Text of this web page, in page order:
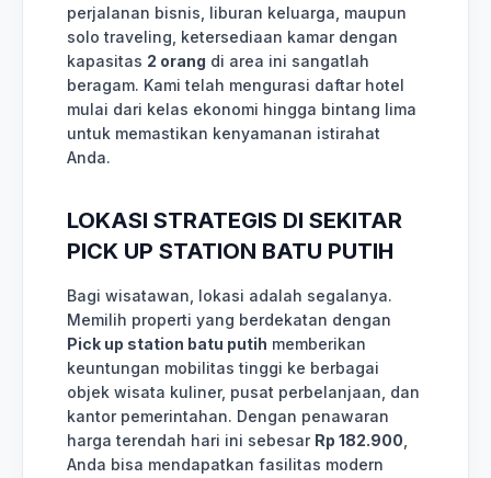
perjalanan bisnis, liburan keluarga, maupun
solo traveling, ketersediaan kamar dengan
kapasitas 2 orang di area ini sangatlah
beragam. Kami telah mengurasi daftar hotel
mulai dari kelas ekonomi hingga bintang lima
untuk memastikan kenyamanan istirahat
Anda.
LOKASI STRATEGIS DI SEKITAR
PICK UP STATION BATU PUTIH
Bagi wisatawan, lokasi adalah segalanya.
Memilih properti yang berdekatan dengan
Pick up station batu putih memberikan
keuntungan mobilitas tinggi ke berbagai
objek wisata kuliner, pusat perbelanjaan, dan
kantor pemerintahan. Dengan penawaran
harga terendah hari ini sebesar Rp 182.900
Anda bisa mendapatkan fasilitas modern